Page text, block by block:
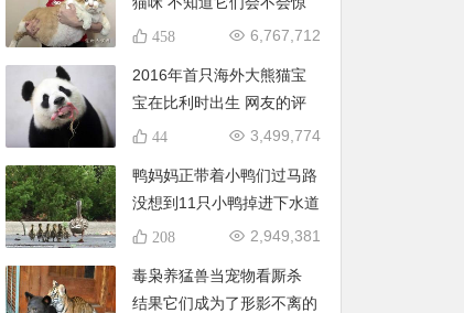
到你
6,767,712
458
2016年首只海外大熊猫宝
宝在比利时出生 网友的评
论亮了
3,499,774
44
鸭妈妈正带着小鸭们过马路
没想到11只小鸭掉进下水道
2,949,381
208
毒枭养猛兽当宠物看厮杀
结果它们成为了形影不离的